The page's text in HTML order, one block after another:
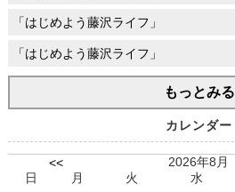
「はじめよう藤沢ライフ」
「はじめよう藤沢ライフ」
もっとみる
カレンダー
<<
2026年8月
日
月 火 水